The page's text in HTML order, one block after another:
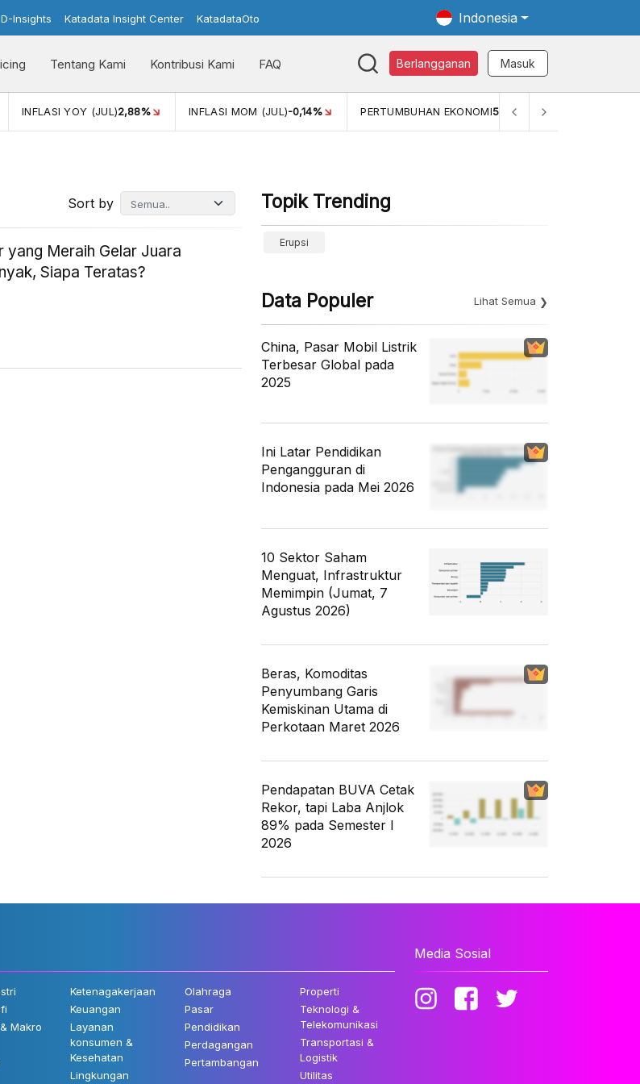
D-Insights Katadata Insight Center KatadataOto Indonesia
Tentang Kami Kontribusi Kami FAQ Berlangganan Masuk
INFLASI YOY (JUL)2,88% INFLASI MOM (JUL)-0,14% PERTUMBUHAN EKONOMI5,11%
Sort by
yang Meraih Gelar Juara
Siapa Teratas?
Topik Trending
Erupsi
Data Populer Lihat Semua
China, Pasar Mobil Listrik
Terbesar Global pada
2025
Ini Latar Pendidikan
Pengangguran di
Indonesia pada Mei 2026
10 Sektor Saham
Menguat, Infrastruktur
Memimpin (Jumat, 7
Agustus 2026)
Beras, Komoditas
Penyumbang Garis
Kemiskinan Utama di
Perkotaan Maret 2026
Pendapatan BUVA Cetak
Rekor, tapi Laba Anjlok
89% pada Semester I
2026
Makro
Ketenagakerjaan
Keuangan
Layanan
konsumen &
Kesehatan
Lingkungan
Olahraga
Pasar
Pendidikan
Perdagangan
Pertambangan
Properti
Teknologi &
Telekomunikasi
Transportasi &
Logistik
Utilitas
Media Sosial